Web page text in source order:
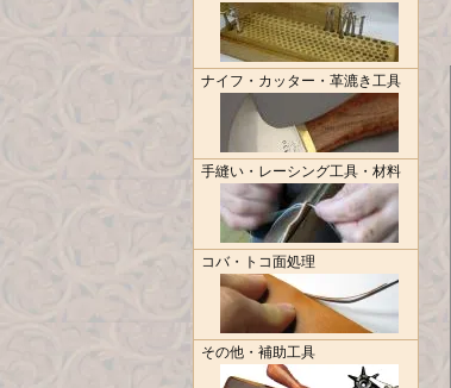
ナイフ・カッター・革漉き工具
手縫い・レーシング工具・材料
コバ・トコ面処理
その他・補助工具